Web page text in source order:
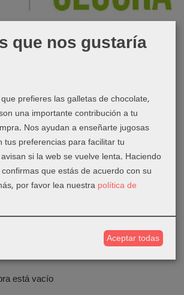
está vacío
que nos gustaría
prefieres las galletas de chocolate,
una importante contribución a tu
Nos ayudan a enseñarte jugosas
tus preferencias para facilitar tu
si la web se vuelve lenta. Haciendo
que estás de acuerdo con su
por favor lea nuestra política de
Aceptar todas